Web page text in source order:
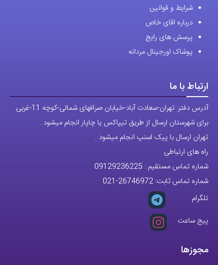
شرایط و قوانین
درباره اقای خاص
پرسش های رایج
پوشاک اورجینال مردانه
ارتباط با ما
آدرس دفتر: تهران-سعادت آباد-خیابان صرافهای شمالی-کوچه 11-غربی
برای شهرستان ارسال از طریق تیپاکس یا چاپار انجام میشود .
تهران ارسال با پیک اسنپ انجام میشود .
راه های ارتباطی
شماره تماس مستقیم : 09129236225
شماره تماس ثابت: 26746972
-021
تلگرام
پیج ساعت
مجوزها